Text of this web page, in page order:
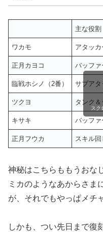
主な役割
ワカモ アタッカ
正月カヨコ バッファ
臨戦ホシノ（2番） サブアタ
ツクヨ タンク
キサキ バッファ
正月フウカ スキル
スク
神秘はこちらももうおな
ミカのようなあからさま
が、それでもやっぱメチ
しかも、つい先日まで復